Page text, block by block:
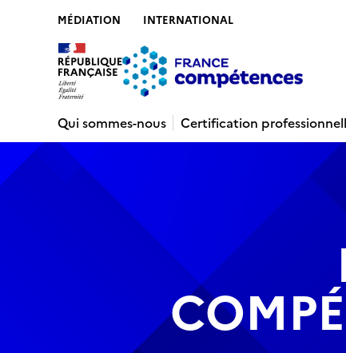
MÉDIATION INTERNATIONAL
Qui sommes-nous
Certification